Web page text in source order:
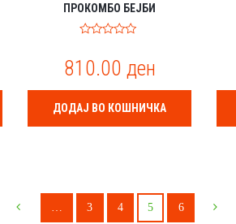
ПРОКОМБО БЕЈБИ
t
5
810.00 ден
ДОДАЈ ВО КОШНИЧКА
… 3 4 5 6